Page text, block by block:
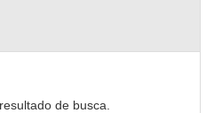
de busca.